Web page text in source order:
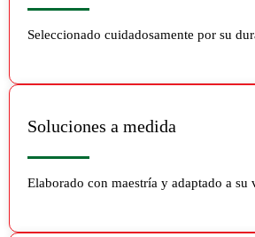
Seleccionado cuidadosamente por su
Soluciones a medida
Elaborado con maestría y adaptado a su